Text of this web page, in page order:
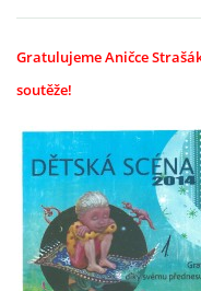
ŠKOLSKÁ RADA
PROJEKTY
Gratulujeme Aničce
soutěže!